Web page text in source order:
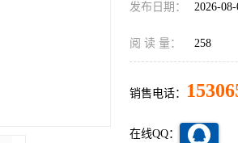
发布日期： 2026-
阅 读 量： 258
销售电话：
在线QQ：